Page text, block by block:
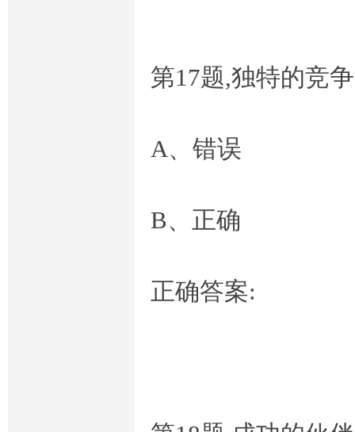
第17题,独特的竞
A、错误
B、正确
正确答案: